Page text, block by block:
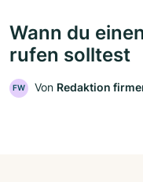
Wann du
rufen solltest
FW Von Redaktion